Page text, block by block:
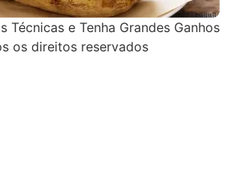
Técnicas e Tenha Grandes Ganhos
os direitos reservados